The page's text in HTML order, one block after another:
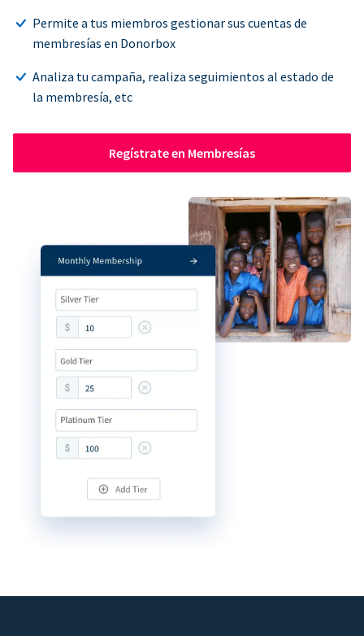
Permite a tus miembros gestionar sus cuentas de
membresías en Donorbox
Analiza tu campaña, realiza seguimientos al estado de
la membresía, etc
Regístrate en Membresías